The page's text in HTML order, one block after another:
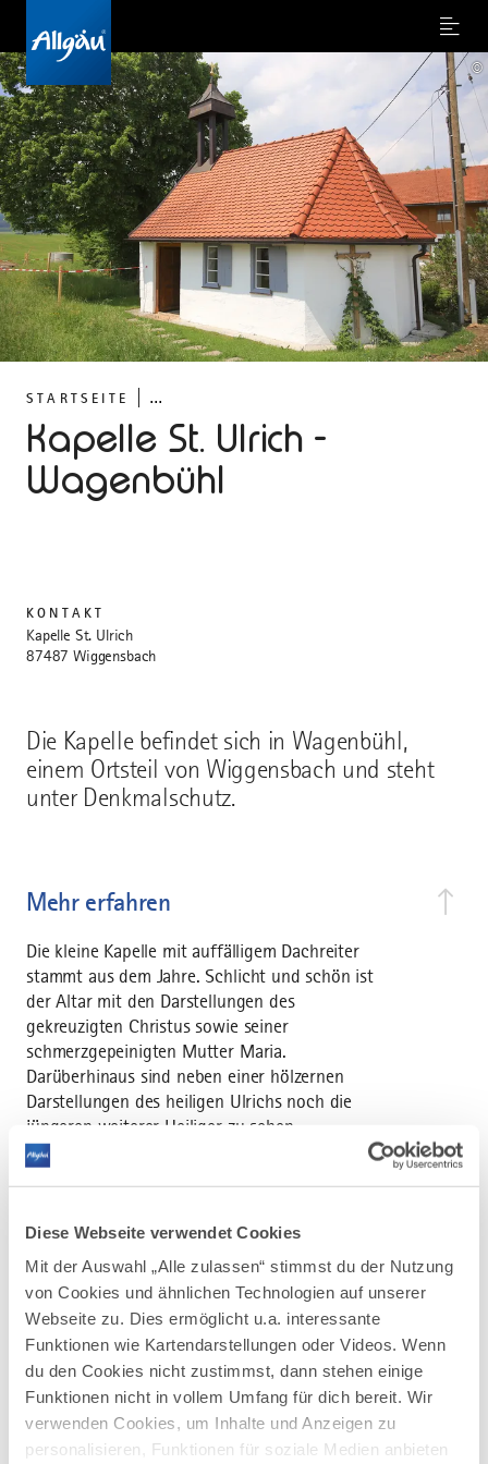
Diese Webseite verwendet Cookies
Mit der Auswahl „Alle zulassen“ stimmst du der Nutzung
von Cookies und ähnlichen Technologien auf unserer
Webseite zu. Dies ermöglicht u.a. interessante
Funktionen wie Kartendarstellungen oder Videos. Wenn
du den Cookies nicht zustimmst, dann stehen einige
Funktionen nicht in vollem Umfang für dich bereit. Wir
verwenden Cookies, um Inhalte und Anzeigen zu
personalisieren, Funktionen für soziale Medien anbieten
Menu
STARTSEITE ...
Kapelle St. Ulrich -
Wagenbühl
©
Die Kapelle befindet sich in Wagenbühl,
einem Ortsteil von Wiggensbach und steht
unter Denkmalschutz.
Mehr erfahren
Die kleine Kapelle mit auffälligem Dachreiter
stammt aus dem Jahre. Schlicht und schön ist
der Altar mit den Darstellungen des
gekreuzigten Christus sowie seiner
schmerzgepeinigten Mutter Maria.
Darüberhinaus sind neben einer hölzernen
Darstellungen des heiligen Ulrichs noch die
jüngeren weiterer Heiliger zu sehen.
KONTAKT
Kapelle St. Ulrich
87487 Wiggensbach
AUF DER ALLGÄU KARTE